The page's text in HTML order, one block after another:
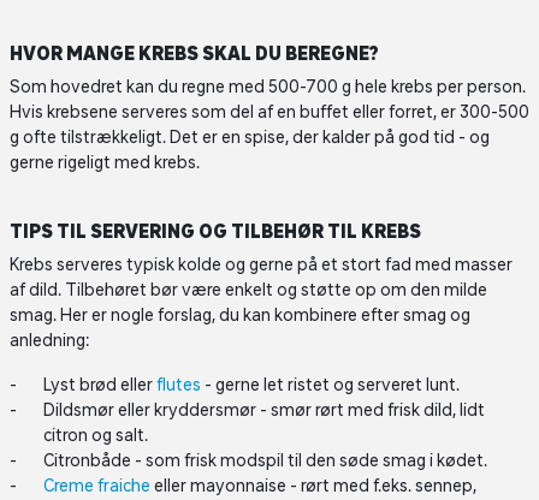
HVOR MANGE KREBS SKAL DU BEREGNE?
Som hovedret kan du regne med 500-700 g hele krebs per person.
Hvis krebsene serveres som del af en buffet eller forret, er 300-500
g ofte tilstrækkeligt. Det er en spise, der kalder på god tid - og
gerne rigeligt med krebs.
TIPS TIL SERVERING OG TILBEHØR TIL KREBS
Krebs serveres typisk kolde og gerne på et stort fad med masser
af dild. Tilbehøret bør være enkelt og støtte op om den milde
smag. Her er nogle forslag, du kan kombinere efter smag og
anledning:
Lyst brød ellerflutes - gerne let ristet og serveret lunt.
Dildsmør eller kryddersmør - smør rørt med frisk dild, lidt
citron og salt.
Citronbåde - som frisk modspil til den søde smag i kødet.
Creme fraiche eller mayonnaise - rørt med f.eks. sennep,